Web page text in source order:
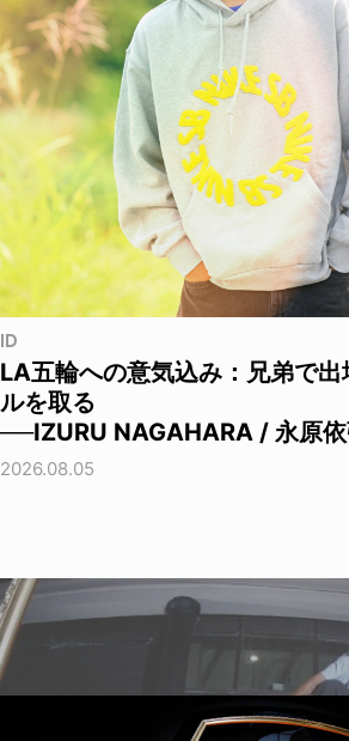
ID
LA五輪への意気込み：兄弟で
ルを取る
──IZURU NAGAHARA / 永原
2026.08.05